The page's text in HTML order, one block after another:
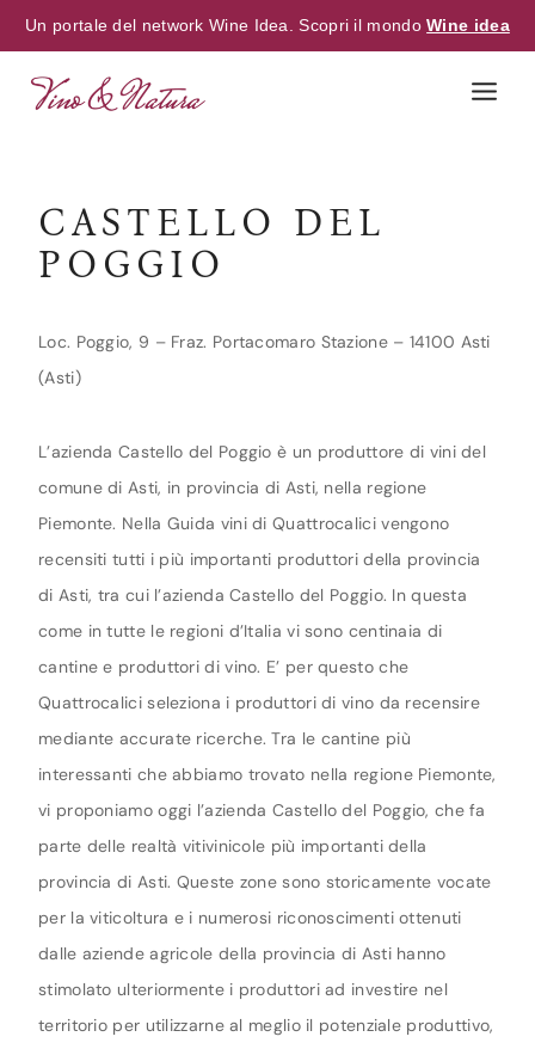
Un portale del network Wine Idea. Scopri il mondoWine idea
CASTELLO DEL
POGGIO
Loc. Poggio, 9 – Fraz. Portacomaro Stazione – 14100 Asti
(Asti)
L’azienda Castello del Poggio è un produttore di vini del
comune di Asti, in provincia di Asti, nella regione
Piemonte. Nella Guida vini di Quattrocalici vengono
recensiti tutti i più importanti produttori della provincia
di Asti, tra cui l’azienda Castello del Poggio. In questa
come in tutte le regioni d’Italia vi sono centinaia di
cantine e produttori di vino. E’ per questo che
Quattrocalici seleziona i produttori di vino da recensire
mediante accurate ricerche. Tra le cantine più
interessanti che abbiamo trovato nella regione Piemonte,
vi proponiamo oggi l’azienda Castello del Poggio, che fa
parte delle realtà vitivinicole più importanti della
provincia di Asti. Queste zone sono storicamente vocate
per la viticoltura e i numerosi riconoscimenti ottenuti
dalle aziende agricole della provincia di Asti hanno
stimolato ulteriormente i produttori ad investire nel
territorio per utilizzarne al meglio il potenziale produttivo,